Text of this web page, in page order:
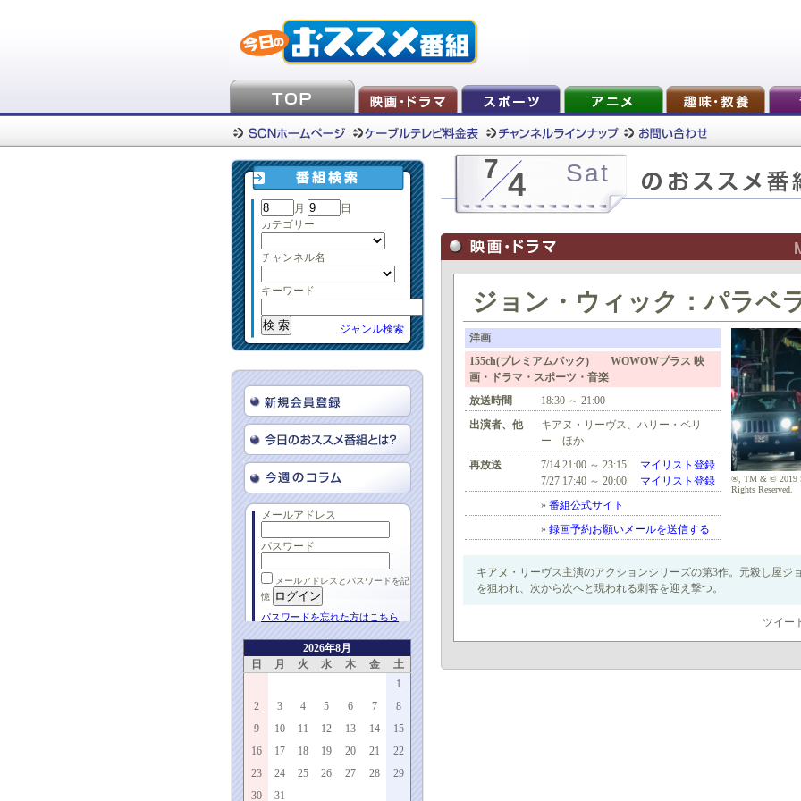
月
日
カテゴリー
チャンネル名
キーワード
ジャンル検索
メールアドレス
パスワード
メールアドレスとパスワードを記
憶
パスワードを忘れた方はこちら
2026年8月
日
月 火 水 木 金
土
1
2
3 4 5 6 7
8
9
10 11 12 13 14
15
16
17 18 19 20 21
22
23
24 25 26 27 28
29
30
31
7 4 Sat
ジョン・ウィック：パラベ
洋画
155ch(プレミアムパック) WOWOWプラス 映
画・ドラマ・スポーツ・音楽
放送時間
18:30 ～ 21:00
出演者、他
キアヌ・リーヴス、ハリー・ベリ
ー ほか
再放送
7/14 21:00 ～ 23:15 マイリスト登録
7/27 17:40 ～ 20:00 マイリスト登録
» 番組公式サイト
» 録画予約お願いメールを送信する
®, TM & © 2019
Rights Reserved.
キアヌ・リーヴス主演のアクションシリーズの第3作。元殺し屋ジ
を狙われ、次から次へと現われる刺客を迎え撃つ。
ツイー